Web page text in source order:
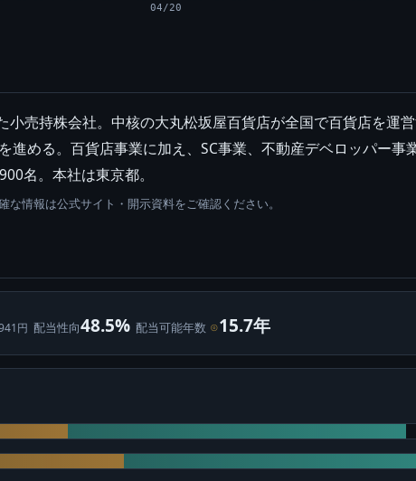
04/20
売持株会社。中核の大丸松坂屋百貨店が全国で百貨店を運
進める。百貨店事業に加え、SC事業、不動産デベロッパー事
名。本社は東京都。
情報は公式サイト・開示資料をご確認ください。
円 配当性向48.5% 配当可能年数 ⊙15.7年